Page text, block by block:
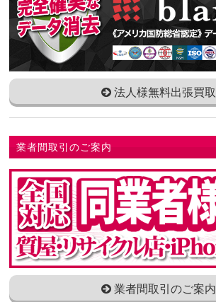
法人様無料出張買取
業者間取引のご案内
業者間取引のご案内